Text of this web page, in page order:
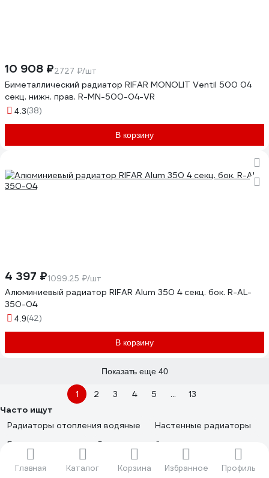
Главная Каталог Корзина Избранное Профиль
10 908 ₽2727 ₽/шт
Биметаллический радиатор RIFAR MONOLIT Ventil 500 04
секц. нижн. прав. R-MN-500-04-VR
4.3(38)
В корзину
4 397 ₽1099.25 ₽/шт
Алюминиевый радиатор RIFAR Alum 350 4 секц. бок. R-AL-
350-04
4.9(42)
В корзину
Показать еще 40
1 2 3 4 5 ...
13
Часто ищут
Радиаторы отопления водяные
Настенные радиаторы
Белые радиаторы
Радиаторы с боковым подключением
Вертикальные радиаторы